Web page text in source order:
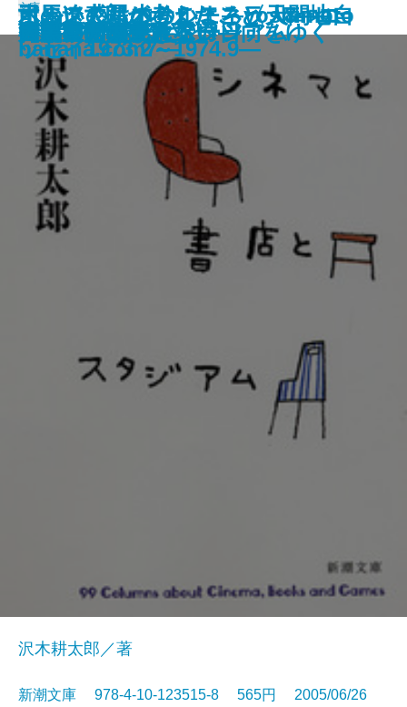
葬送 第一部〔下〕
木のいのち木のこころ〈天・地・
人〉
向田邦子の恋文
お鳥見女房
ポルノ惑星のサルモネラ人間―自
選グロテスク傑作集―
ジャズ・アネクドーツ
人生は一度だけ。
きよしこ
5年目の魔女
司馬遼太郎が考えたこと 8―エ
ッセイ1974.10～1976.9―
文庫
シネマと書店とスタジアム
沢木耕太郎／著
新潮文庫 978-4-10-123515-8 565円 2005/06/26
天皇家の“ふるさと”日向をゆく
図書室の海
言葉の力、生きる力
海馬―脳は疲れない―
再び女たちよ！
日本世間噺大系
引っこしはつらいよ―yoshimoto
banana.com7―
司馬遼太郎が考えたこと 7―エ
ッセイ1973.2～1974.9―
大黒屋光太夫〔上〕